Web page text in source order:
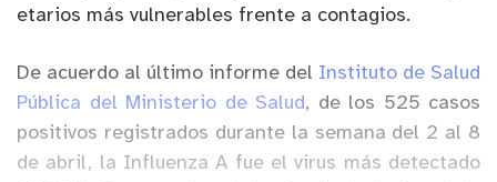
etarios más vulnerables frente a contagios.
De acuerdo al último informe del Instituto de Salud
Pública del Ministerio de Salud, de los 525 casos
positivos registrados durante la semana del 2 al 8
de abril, la Influenza A fue el virus más detectado